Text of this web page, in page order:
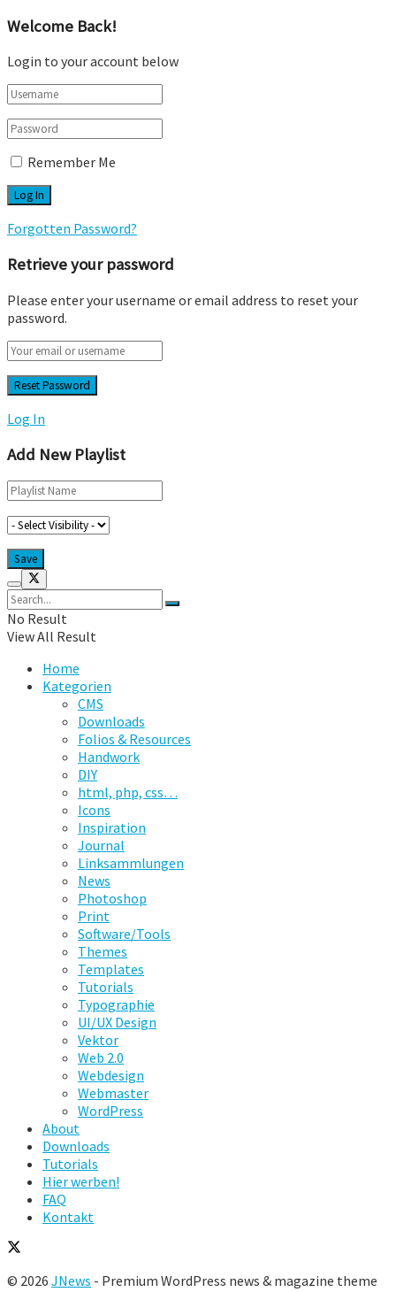
Welcome Back!
Login to your account below
Remember Me
Forgotten Password?
Retrieve your password
Please enter your username or email address to reset your
password.
Log In
Add New Playlist
No Result
View All Result
Home
Kategorien
CMS
Downloads
Folios & Resources
Handwork
DIY
html, php, css…
Icons
Inspiration
Journal
Linksammlungen
News
Photoshop
Print
Software/Tools
Themes
Templates
Tutorials
Typographie
UI/UX Design
Vektor
Web 2.0
Webdesign
Webmaster
WordPress
About
Downloads
Tutorials
Hier werben!
FAQ
Kontakt
© 2026 JNews - Premium WordPress news & magazine theme